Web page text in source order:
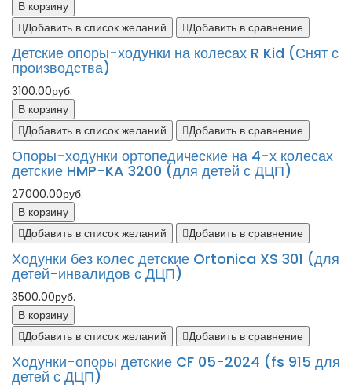
В корзину
Добавить в список желаний
Добавить в сравнение
Детские опоры-ходунки на колесах R Kid (Снят с
производства)
3100.00руб.
В корзину
Добавить в список желаний
Добавить в сравнение
Опоры-ходунки ортопедические на 4-х колесах
детские HMP-KA 3200 (для детей с ДЦП)
27000.00руб.
В корзину
Добавить в список желаний
Добавить в сравнение
Ходунки без колес детские Ortonica XS 301 (для
детей-инвалидов с ДЦП)
3500.00руб.
В корзину
Добавить в список желаний
Добавить в сравнение
Ходунки-опоры детские CF 05-2024 (fs 915 для
детей с ДЦП)